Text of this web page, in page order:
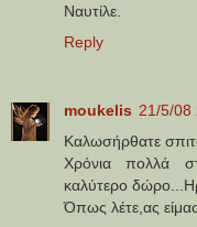
Ναυτίλε.
Reply
moukelis 21/5/08
Καλωσήρθατε
Χρόνια πολλά
καλύτερο
Όπως λέτε,ας